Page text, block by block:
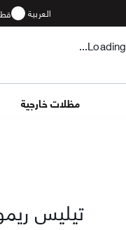
العربية
...Loading
مظلات خارجية
تيليس